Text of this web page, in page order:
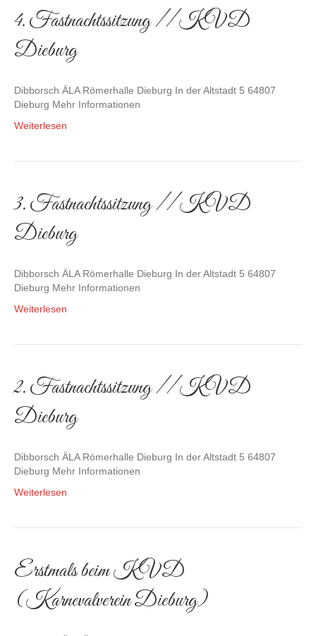
4. Fastnachtssitzung // KVD
Dieburg
Dibborsch ÄLA Römerhalle Dieburg In der Altstadt 5 64807
Dieburg Mehr Informationen
Weiterlesen
3. Fastnachtssitzung // KVD
Dieburg
Dibborsch ÄLA Römerhalle Dieburg In der Altstadt 5 64807
Dieburg Mehr Informationen
Weiterlesen
2. Fastnachtssitzung // KVD
Dieburg
Dibborsch ÄLA Römerhalle Dieburg In der Altstadt 5 64807
Dieburg Mehr Informationen
Weiterlesen
Erstmals beim KVD
(Karnevalverein Dieburg)